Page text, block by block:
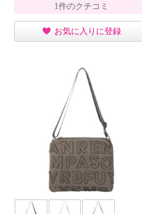
1件のクチコミ
お気に入りに登録